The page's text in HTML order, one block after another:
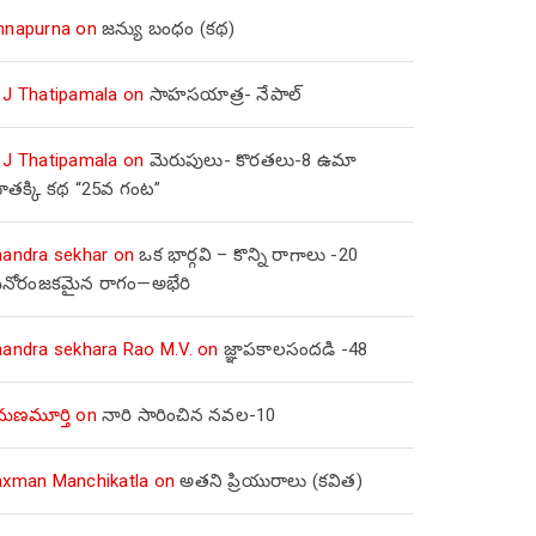
onజన్యు బంధం (కథ)
Thatipamala on సాహసయాత్ర- నేపాల్‌
Thatipamala on మెరుపులు- కొరతలు-8 ఉమా
కథ “25వ గంట”
sekhar onఒక భార్గవి – కొన్ని రాగాలు -20
రాగం—అభేరి
sekhara Rao M.V. on జ్ఞాపకాలసందడి -48
onనారి సారించిన నవల-10
Manchikatla onఅతని ప్రియురాలు (కవిత)